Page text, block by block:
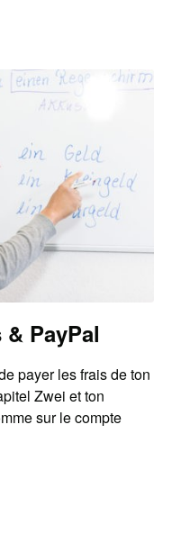
PayPal
payer les frais de ton
Zwei et ton
sur le compte